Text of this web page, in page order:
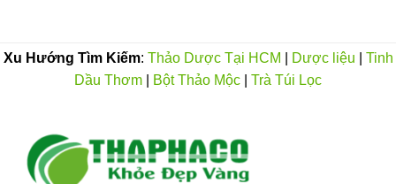
Xu Hướng Tìm Kiếm: Thảo Dược Tại HCM Dược liệu
Tinh
Dầu Thơm
Bột Thảo Mộc Trà Túi Lọc